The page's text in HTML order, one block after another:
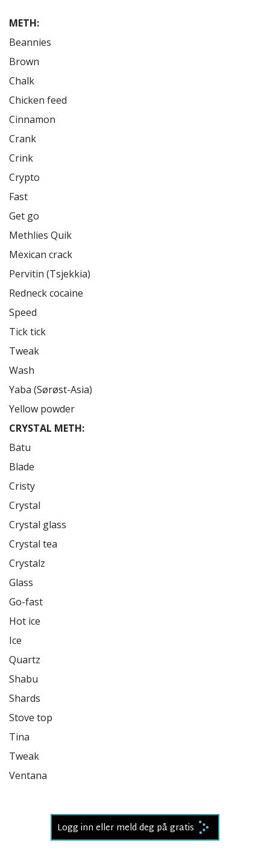
METH:
Beannies
Brown
Chalk
Chicken feed
Cinnamon
Crank
Crink
Crypto
Fast
Get go
Methlies Quik
Mexican crack
Pervitin (Tsjekkia)
Redneck cocaine
Speed
Tick tick
Tweak
Wash
Yaba (Sørøst-Asia)
CRYSTAL METH:
Batu
Blade
Cristy
Crystal
Crystal glass
Crystal tea
Crystalz
Glass
Go-fast
Hot ice
Ice
Quartz
Shabu
Shards
Stove top
Tina
Tweak
Ventana
Logg inn eller meld deg på gratis